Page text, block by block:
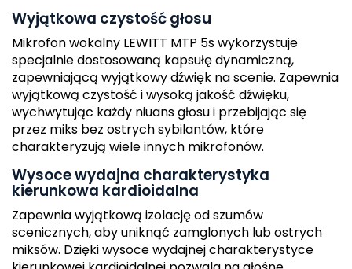
Wyjątkowa czystość głosu
Mikrofon wokalny LEWITT MTP 5s wykorzystuje
specjalnie dostosowaną kapsułę dynamiczną,
zapewniającą wyjątkowy dźwięk na scenie. Zapewnia
wyjątkową czystość i wysoką jakość dźwięku,
wychwytując każdy niuans głosu i przebijając się
przez miks bez ostrych sybilantów, które
charakteryzują wiele innych mikrofonów.
Wysoce wydajna charakterystyka
kierunkowa kardioidalna
Zapewnia wyjątkową izolację od szumów
scenicznych, aby uniknąć zamglonych lub ostrych
miksów. Dzięki wysoce wydajnej charakterystyce